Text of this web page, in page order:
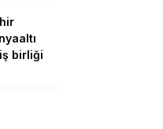
birliği